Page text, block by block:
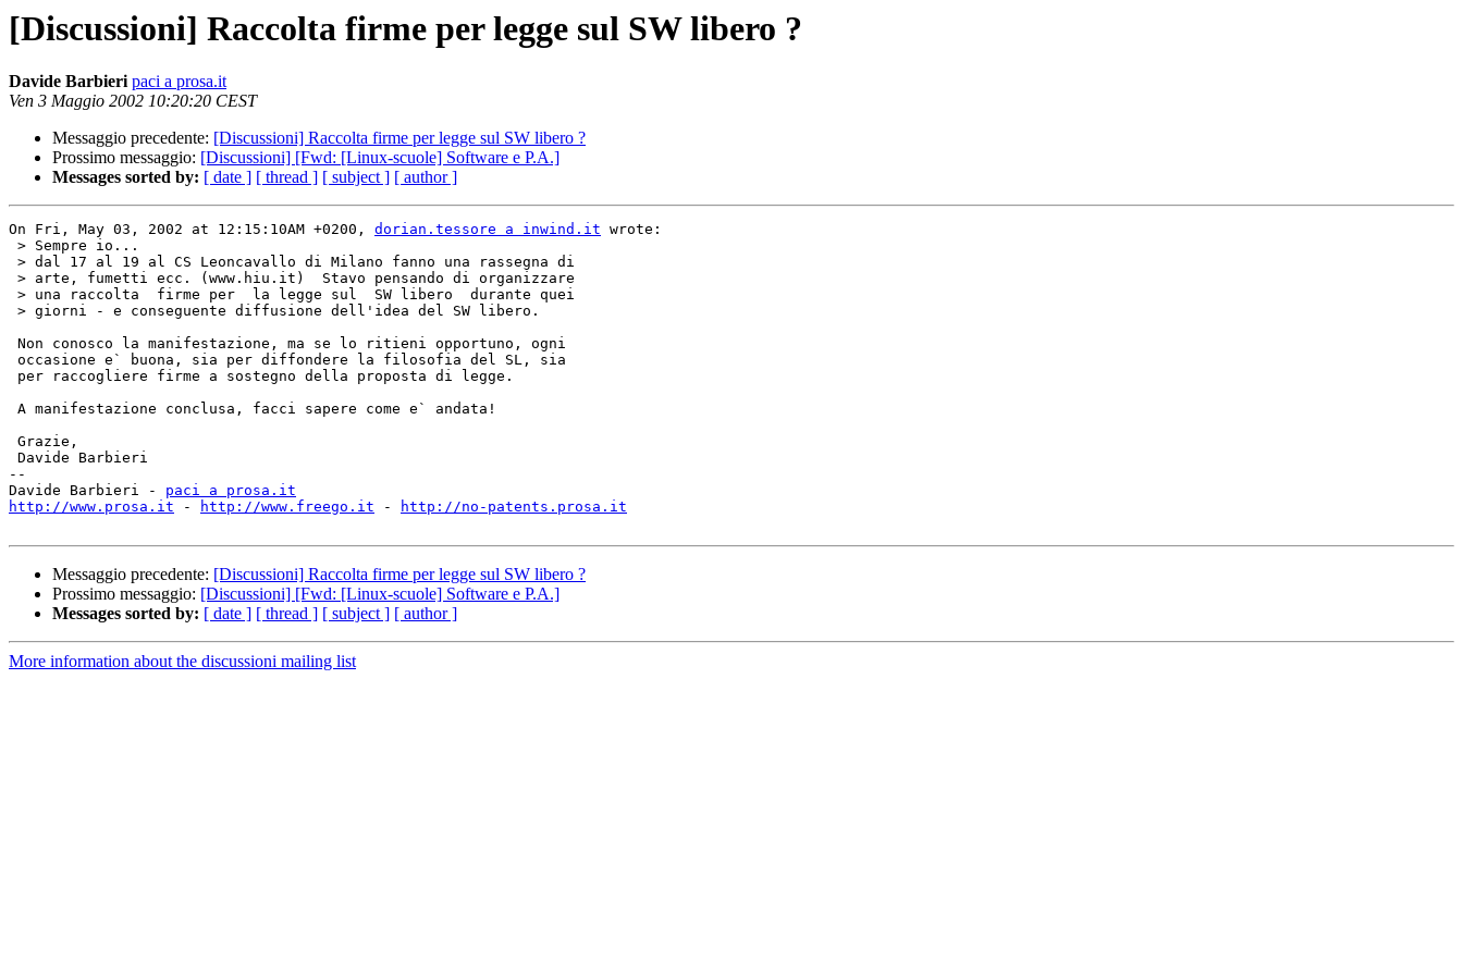
[Discussioni] Raccolta firme per legge sul SW libero ?
Davide Barbieri paci a prosa.it
Ven 3 Maggio 2002 10:20:20 CEST
Messaggio precedente: [Discussioni] Raccolta firme per legge sul SW libero ?
Prossimo messaggio: [Discussioni] [Fwd: [Linux-scuole] Software e P.A.]
Messages sorted by: [ date ] [ thread ] [ subject ] [ author ]
On Fri, May 03, 2002 at 12:15:10AM +0200, dorian.tessore a inwind.it wrote:
--
Davide Barbieri - paci a prosa.it
http://www.prosa.it - http://www.freego.it - http://no-patents.prosa.it
Messaggio precedente: [Discussioni] Raccolta firme per legge sul SW libero ?
Prossimo messaggio: [Discussioni] [Fwd: [Linux-scuole] Software e P.A.]
Messages sorted by: [ date ] [ thread ] [ subject ] [ author ]
More information about the discussioni mailing list